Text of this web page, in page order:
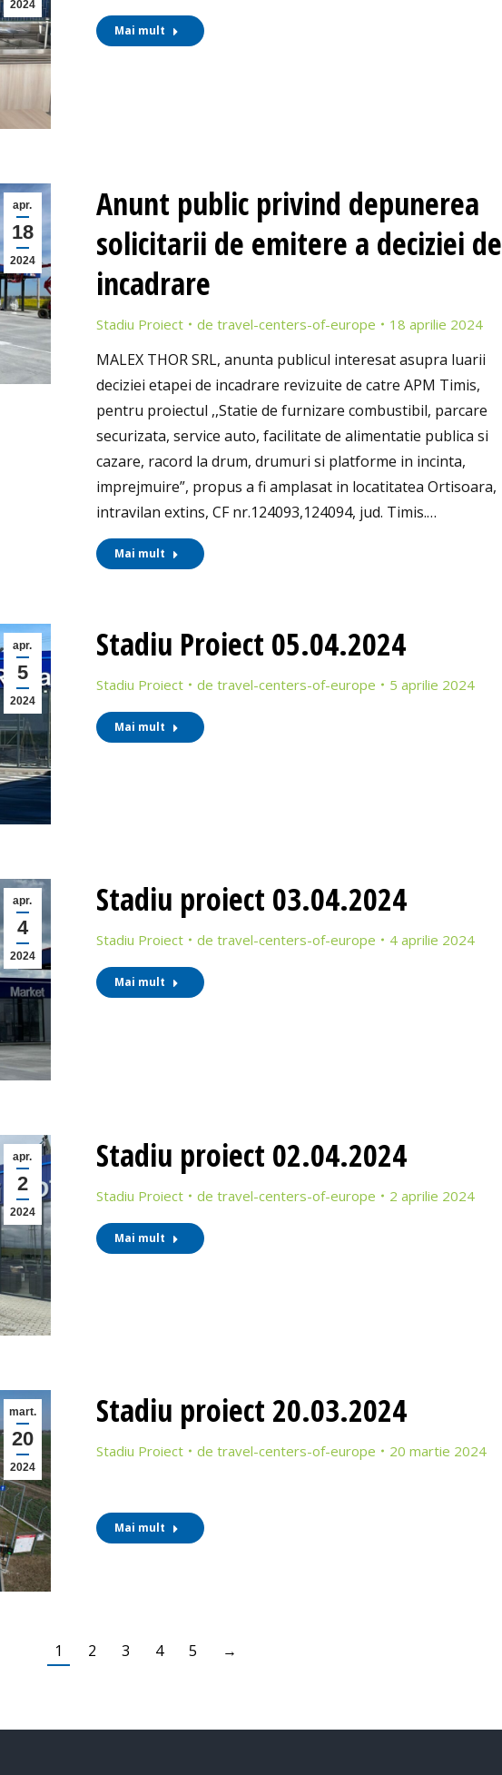
2024
Mai mult
apr.
18
2024
Anunt public privind depunerea
solicitarii de emitere a deciziei de
incadrare
Stadiu Proiect de travel-centers-of-europe 18 aprilie 2024
MALEX THOR SRL, anunta publicul interesat asupra luarii
deciziei etapei de incadrare revizuite de catre APM Timis,
pentru proiectul ,,Statie de furnizare combustibil, parcare
securizata, service auto, facilitate de alimentatie publica si
cazare, racord la drum, drumuri si platforme in incinta,
imprejmuire”, propus a fi amplasat in locatitatea Ortisoara,
intravilan extins, CF nr.124093,124094, jud. Timis.…
Mai mult
apr.
5
2024
Stadiu Proiect 05.04.2024
Stadiu Proiect de travel-centers-of-europe 5 aprilie 2024
Mai mult
apr.
4
2024
Stadiu proiect 03.04.2024
Stadiu Proiect de travel-centers-of-europe 4 aprilie 2024
Mai mult
apr.
2
2024
Stadiu proiect 02.04.2024
Stadiu Proiect de travel-centers-of-europe 2 aprilie 2024
Mai mult
mart.
20
2024
Stadiu proiect 20.03.2024
Stadiu Proiect de travel-centers-of-europe 20 martie 2024
Mai mult
1 2 3 4 5 →